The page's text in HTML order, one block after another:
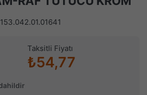
153.042.01.01641
Taksitli Fiyatı
₺54,77